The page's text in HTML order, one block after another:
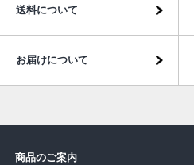
送料について
お届けについて
商品のご案内